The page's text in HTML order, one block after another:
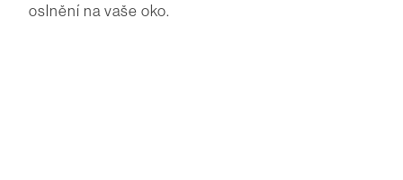
oslnění na vaše oko.